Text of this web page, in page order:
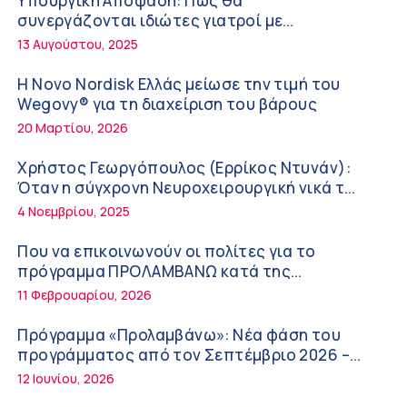
ΚΥ Σοφάδων
Πόσο μας επηρεάζει ο ύπνος με ανεμιστήρα
ή air-condition το καλοκαίρι
11:34 πμ
Randy Schekman, Νομπελίστας Ιατρικής:
«Σε πέντε χρόνια μπορεί να έχουμε
θεραπεία που αναστέλλει την εξέλιξη του
Πάρκινσον»
9:24 πμ
Αντώνης Βουκλαρής – «ΕΡΡΙΚΟΣ ΝΤΥΝΑΝ»
Πώς να προλάβετε και να αντιμετωπίσετε
τη διάρροια των ταξιδιωτών
Ευμενής Καραφυλλίδης (Metropolitan
General): Γιατί η διατροφή πρέπει να
καθοδηγείται από κλινικό διαιτολόγο;
συνεργάζονται ιδιώτες γιατροί με
νοσοκομεία του δημοσίου συστήματος
13 Αυγούστου, 2025
Η Novo Nordisk Ελλάς μείωσε την τιμή του
Wegovy® για τη διαχείριση του βάρους
20 Μαρτίου, 2026
Χρήστος Γεωργόπουλος (Ερρίκος Ντυνάν):
Όταν η σύγχρονη Νευροχειρουργική νικά το
φόβο!
4 Νοεμβρίου, 2025
Που να επικοινωνούν οι πολίτες για το
πρόγραμμα ΠΡΟΛΑΜΒΑΝΩ κατά της
παχυσαρκίας
11 Φεβρουαρίου, 2026
Πρόγραμμα «Προλαμβάνω»: Νέα φάση του
προγράμματος από τον Σεπτέμβριο 2026 –
Δωρεάν προληπτικές εξετάσεις έως το 2030
12 Ιουνίου, 2026